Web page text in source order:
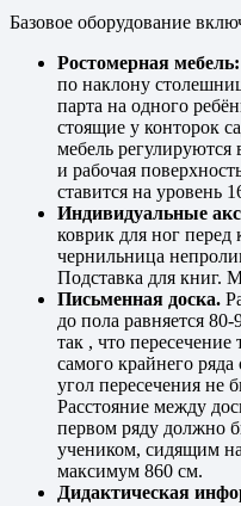
Базовое оборудование
Ростомерная мебель:
по наклону
парта на одного
стоящие у конторок
мебель регулируются
и рабочая
ставится на уровень
Индивидуальные
коврик для ног перед
чернильница
Подставка для книг.
Письменная доска.
до пола равняется
так , что
самого крайнего ряда
угол пересечения не
Расстояние между
первом ряду должно
учеником, сидящим
максимум 860 см.
Дидактическая